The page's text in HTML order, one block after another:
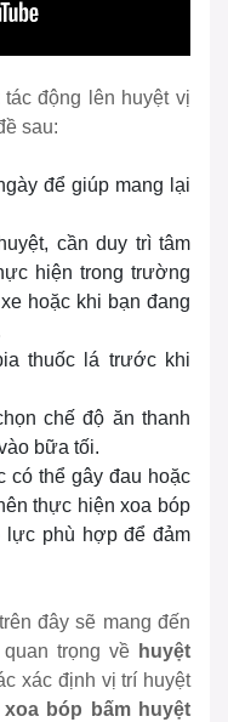
động lên huyệt vị
sau:
để giúp mang lại
cần duy trì tâm
hiện trong trường
hoặc khi bạn đang
thuốc lá trước khi
chế độ ăn thanh
bữa tối.
có thể gây đau hoặc
thực hiện xoa bóp
lực phù hợp để đảm
đây sẽ mang đến
trọng về huyệt
xác định vị trí huyệt
xoa bóp bấm huyệt